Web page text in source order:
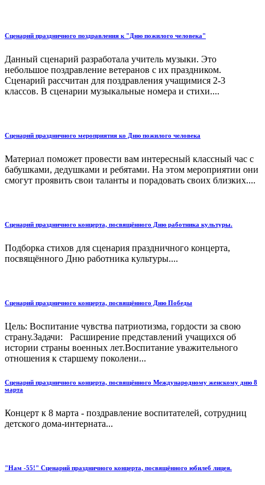
Сценарий праздничного поздравления к "Дню пожилого человека"
Данный сценарий разработала учитель музыки. Это
небольшое поздравление ветеранов с их праздником.
Сценарий рассчитан для поздравления учащимися 2-3
классов. В сценарии музыкальные номера и стихи....
Сценарий праздничного мероприятия ко Дню пожилого человека
Материал поможет провести вам интересный классный час с
бабушками, дедушками и ребятами. На этом мероприятии они
смогут проявить свои таланты и порадовать своих близких....
Сценарий праздничного концерта, посвящённого Дню работника культуры.
Подборка стихов для сценария праздничного концерта,
посвящённого Дню работника культуры....
Сценарий праздничного концерта, посвящённого Дню Победы
Цель: Воспитание чувства патриотизма, гордости за свою
страну.Задачи: Расширение представлений учащихся об
истории страны военных лет.Воспитание уважительного
отношения к старшему поколени...
Сценарий праздничного концерта, посвящённого Международному женскому дню 8
марта
Концерт к 8 марта - поздравление воспитателей, сотрудниц
детского дома-интерната...
"Нам -55!" Сценарий праздничного концерта, посвящённого юбилеб лицея.